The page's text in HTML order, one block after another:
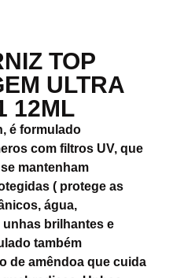
TOP
ULTRA
12ML
é formulado
com filtros UV, que
mantenham
( protege as
água,
brilhantes e
também
de amêndoa que cuida